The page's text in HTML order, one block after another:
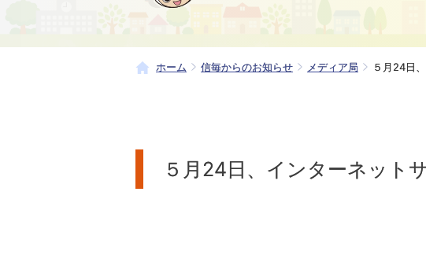
ホーム 信毎からのお知らせ メディア局 ５月24日
５月24日、インターネット